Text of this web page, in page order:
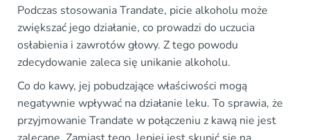
Podczas stosowania Trandate, picie alkoholu może
zwiększać jego działanie, co prowadzi do uczucia
osłabienia i zawrotów głowy. Z tego powodu
zdecydowanie zaleca się unikanie alkoholu.
Co do kawy, jej pobudzające właściwości mogą
negatywnie wpływać na działanie leku. To sprawia, że
przyjmowanie Trandate w połączeniu z kawą nie jest